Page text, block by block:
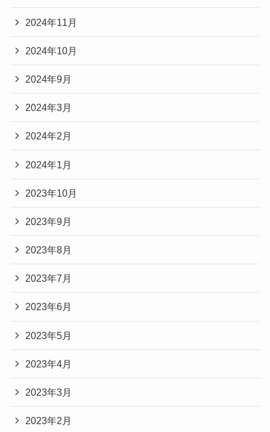
2024年11月
2024年10月
2024年9月
2024年3月
2024年2月
2024年1月
2023年10月
2023年9月
2023年8月
2023年7月
2023年6月
2023年5月
2023年4月
2023年3月
2023年2月